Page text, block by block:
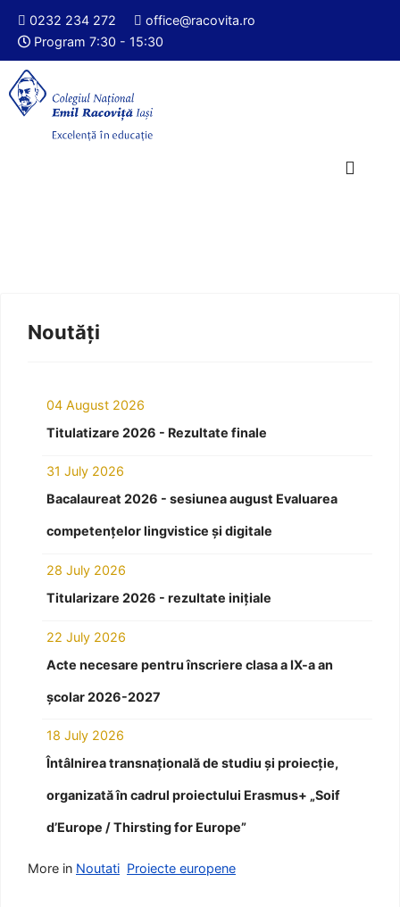
0232 234 272
office@racovita.ro
Program 7:30 - 15:30
Noutăți
04 August 2026
Titulatizare 2026 - Rezultate finale
31 July 2026
Bacalaureat 2026 - sesiunea august Evaluarea
competențelor lingvistice și digitale
28 July 2026
Titularizare 2026 - rezultate inițiale
22 July 2026
Acte necesare pentru înscriere clasa a IX-a an
școlar 2026-2027
18 July 2026
Întâlnirea transnațională de studiu și proiecție,
organizată în cadrul proiectului Erasmus+ „Soif
d’Europe / Thirsting for Europe”
More in Noutati Proiecte europene